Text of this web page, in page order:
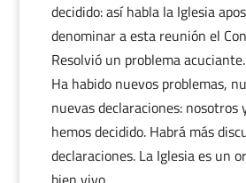
decidido: así habla la Iglesia
denominar a esta reunión el
Resolvió un problema
Ha habido nuevos problemas,
nuevas declaraciones:
hemos decidido. Habrá más
declaraciones. La Iglesia es un